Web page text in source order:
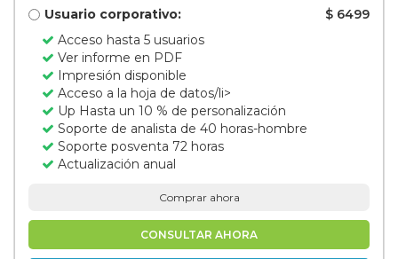
Usuario corporativo:
$ 6499
Acceso hasta 5 usuarios
Ver informe en PDF
Impresión disponible
Acceso a la hoja de datos/li>
Up Hasta un 10 % de personalización
Soporte de analista de 40 horas-hombre
Soporte posventa 72 horas
Actualización anual
Comprar ahora
CONSULTAR AHORA